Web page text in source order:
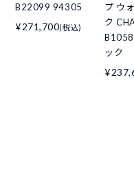
B22099 94305
¥271,700(税込)
プ ウ
ク
ック